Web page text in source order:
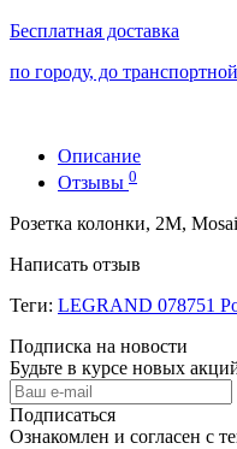
Бесплатная доставка
по городу, до
Описание
Отзывы 0
Розетка колонки, 2М,
Написать отзыв
Теги: LEGRAND 078751
Подписка на новости
Будьте в курсе новых
Подписаться
Ознакомлен и согласен с